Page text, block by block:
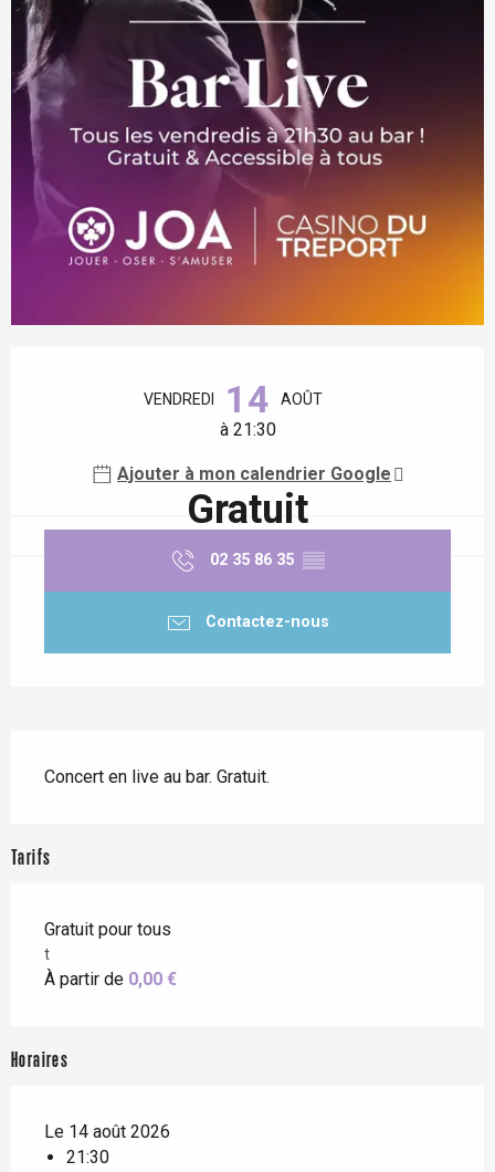
VENDREDI 14 AOÛT
à 21:30
Ajouter à mon calendrier Google
Gratuit
02 35 86 35 ▒▒
Contactez-nous
Concert en live au bar. Gratuit.
Tarifs
Gratuit pour tous
t
À partir de 0,00 €
Horaires
Le 14 août 2026
21:30